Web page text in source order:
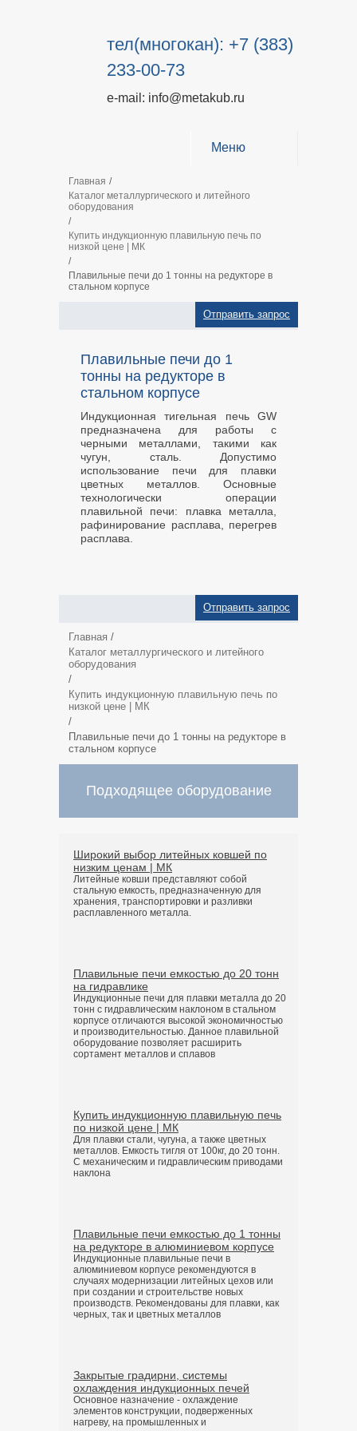
тел(многокан): +7 (383)
233-00-73
e-mail: info@metakub.ru
Меню
Главная /
Каталог металлургического и литейного
оборудования
/
Купить индукционную плавильную печь по
низкой цене | МК
/
Плавильные печи до 1 тонны на редукторе в
стальном корпусе
Отправить запрос
Плавильные печи до 1
тонны на редукторе в
стальном корпусе
Индукционная тигельная печь GW
предназначена для работы с
черными металлами, такими как
чугун, сталь. Допустимо
использование печи для плавки
цветных металлов. Основные
технологически операции
плавильной печи: плавка металла,
рафинирование расплава, перегрев
расплава.
Отправить запрос
Главная /
Каталог металлургического и литейного
оборудования
/
Купить индукционную плавильную печь по
низкой цене | МК
/
Плавильные печи до 1 тонны на редукторе в
стальном корпусе
Подходящее оборудование
Широкий выбор литейных ковшей по
низким ценам | МК
Литейные ковши представляют собой
стальную емкость, предназначенную для
хранения, транспортировки и разливки
расплавленного металла.
Плавильные печи емкостью до 20 тонн
на гидравлике
Индукционные печи для плавки металла до 20
тонн с гидравлическим наклоном в стальном
корпусе отличаются высокой экономичностью
и производительностью. Данное плавильной
оборудование позволяет расширить
сортамент металлов и сплавов
Купить индукционную плавильную печь
по низкой цене | МК
Для плавки стали, чугуна, а также цветных
металлов. Емкость тигля от 100кг, до 20 тонн.
С механическим и гидравлическим приводами
наклона
Плавильные печи емкостью до 1 тонны
на редукторе в алюминиевом корпусе
Индукционные плавильные печи в
алюминиевом корпусе рекомендуются в
случаях модернизации литейных цехов или
при создании и строительстве новых
производств. Рекомендованы для плавки, как
черных, так и цветных металлов
Закрытые градирни, системы
охлаждения индукционных печей
Основное назначение - охлаждение
элементов конструкции, подверженных
нагреву, на промышленных и